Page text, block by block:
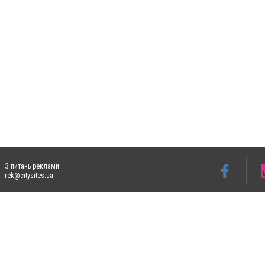
З питань реклами:
rek@citysites.ua